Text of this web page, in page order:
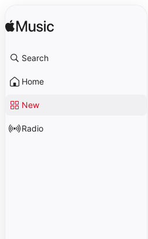
Search
Home
New
Radio